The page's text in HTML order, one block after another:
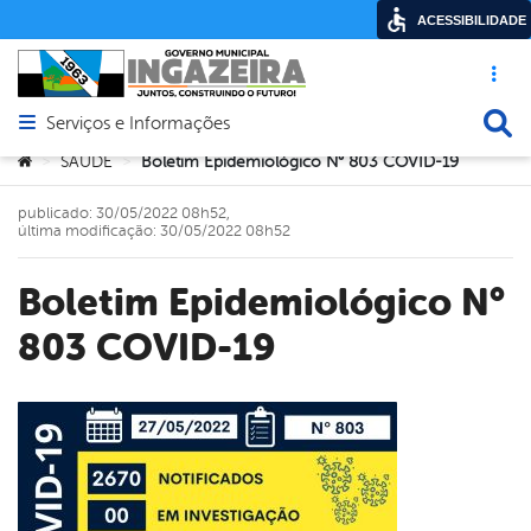
Acesso
Abrir menu principal de navegação
Serviços e Informações
Você está aqui:
> SAÚDE > Boletim Epidemiológico N° 803 COVID-19
Boletim Epidemiológico N°
803 COVID-19
publicado: 30/05/2022 08h52,
última modificação: 30/05/2022 08h52
ACESSIBILIDADE